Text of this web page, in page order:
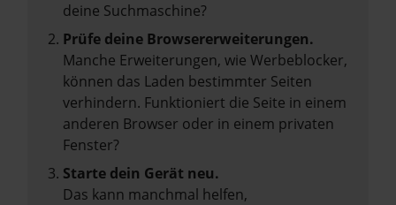
deine Suchmaschine?
Prüfe deine Browsererweiterungen.
Manche Erweiterungen, wie Werbeblocker,
können das Laden bestimmter Seiten
verhindern. Funktioniert die Seite in einem
anderen Browser oder in einem privaten
Fenster?
Starte dein Gerät neu.
Das kann manchmal helfen,